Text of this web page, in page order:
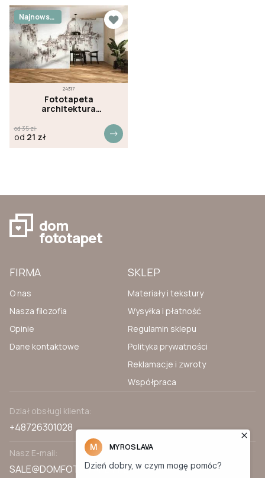
24317
Fototapeta
architektura
Najnowsz
e
od35zł
od 21 zł
dom
fototapet
FIRMA
O nas
Nasza filozofia
Opinie
Dane kontaktowe
SKLEP
Materiały i tekstury
Wysyłka i płatność
Regulamin sklepu
Polityka prywatności
Reklamacje i zwroty
Współpraca
Dział obsługi klienta:
+48726301028
Nasz E-mail:
SALE@DOMFOTOTAPET.PL